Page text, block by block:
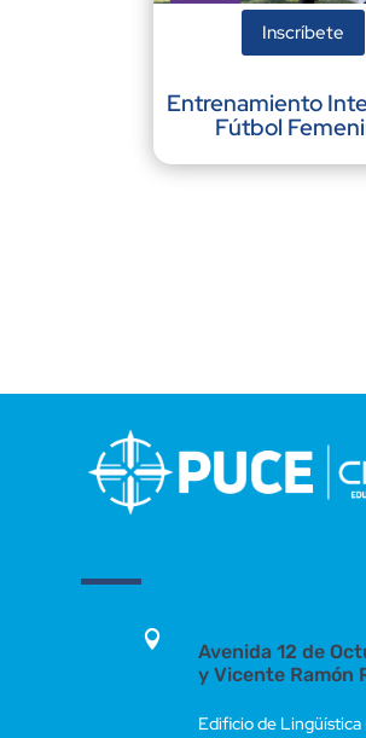
Inscríbete
Entrenamiento
Fútbol

Avenida 12 de
y Vicente Ramón
Edificio de Lingüística